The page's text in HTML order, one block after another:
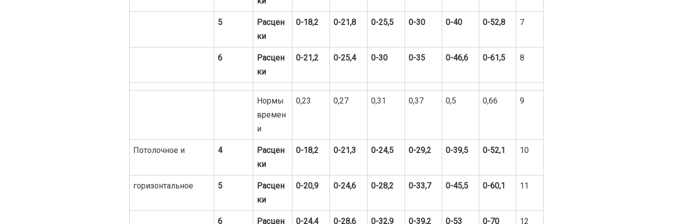
5
Расцен
ки
0-18,2 0-21,8 0-25,5 0-30 0-40 0-52,8 7
6
Расцен
ки
0-21,2 0-25,4 0-30 0-35 0-46,6 0-61,5 8
Нормы
времен
и
0,23 0,27 0,31 0,37 0,5 0,66 9
Потолочное и 4
Расцен
ки
0-18,2 0-21,3 0-24,5 0-29,2 0-39,5 0-52,1 10
горизонтальное 5
Расцен
ки
0-20,9 0-24,6 0-28,2 0-33,7 0-45,5 0-60,1 11
6 Расцен 0-24,4 0-28,6 0-32,9 0-39,2 0-53 0-70 12